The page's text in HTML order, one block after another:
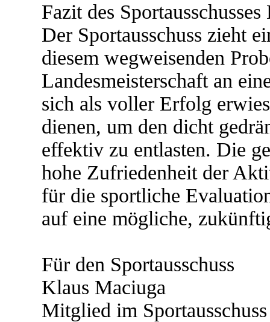
Fazit des
Der Sportausschuss zieht
diesem wegweisenden
Landesmeisterschaft an
sich als voller Erfolg
dienen, um den dicht
effektiv zu entlasten. Die
hohe Zufriedenheit der
für die sportliche
auf eine mögliche,
Für den Sportausschuss
Klaus Maciuga
Mitglied im